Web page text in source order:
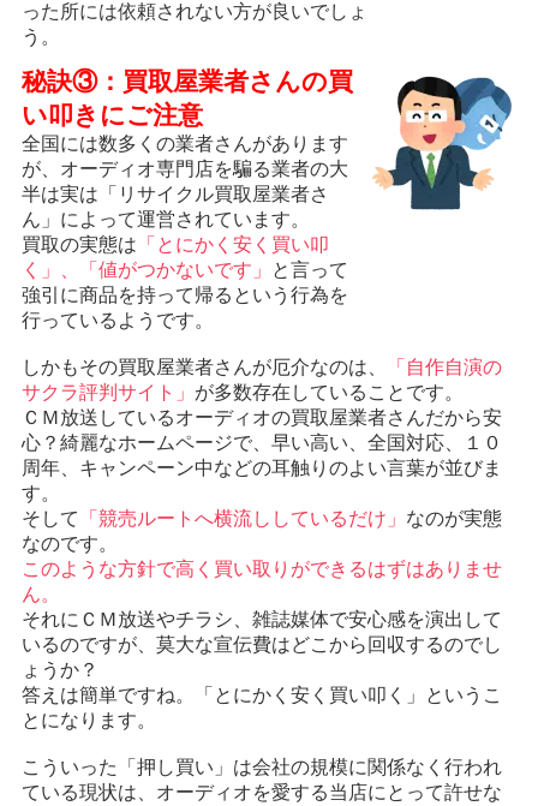
った所には依頼されない方が良いでしょ
う。
秘訣③：買取屋業者さんの買
い叩きにご注意
全国には数多くの業者さんがあります
が、オーディオ専門店を騙る業者の大
半は実は「リサイクル買取屋業者さ
ん」によって運営されています。
買取の実態は 「とにかく安く買い叩
く」、「値がつかないです」
と言って
強引に商品を持って帰るという行為を
行っているようです。
しかもその買取屋業者さんが厄介なのは、
「自作自演の
サクラ評判サイト」 が多数存在していることです。
ＣＭ放送しているオーディオの買取屋業者さんだから安
心？綺麗なホームページで、早い高い、全国対応、１０
周年、キャンペーン中などの耳触りのよい言葉が並びま
す。
そして
「競売ルートへ横流ししているだけ」 なのが実態
なのです。
このような方針で高く買い取りができるはずはありませ
ん。
それにＣＭ放送やチラシ、雑誌媒体で安心感を演出して
いるのですが、莫大な宣伝費はどこから回収するのでし
ょうか？
答えは簡単ですね。「とにかく安く買い叩く」というこ
とになります。
こういった「押し買い」は会社の規模に関係なく行われ
ている現状は、オーディオを愛する当店にとって許せな